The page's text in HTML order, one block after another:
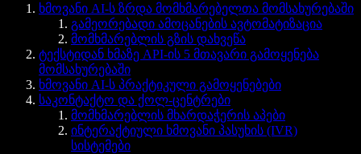
ხმოვანი AI-ს ზრდა მომხმარებელთა მომსახურებაში
გამეორებადი ამოცანების ავტომატიზაცია
მომხმარებლის გზის დახვეწა
ტექსტიდან ხმაზე API-ის 5 მთავარი გამოყენება
მომსახურებაში
ხმოვანი AI-ს პრაქტიკული გამოყენებები
საკონტაქტო და ქოლ-ცენტრები
მომხმარებლის მხარდაჭერის აპები
ინტერაქტიული ხმოვანი პასუხის (IVR)
სისტემები